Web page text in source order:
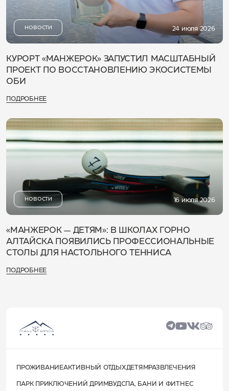
НОВОСТИ 24 июля 2026
КУРОРТ «МАНЖЕРОК» ЗАПУСТИЛ МАСШТАБНЫЙ
ПРОЕКТ ПО ВОССТАНОВЛЕНИЮ ЭКОСИСТЕМЫ
ОБИ
ПОДРОБНЕЕ
НОВОСТИ 16 июля 2026
«МАНЖЕРОК — ДЕТЯМ»: В ШКОЛАХ ГОРНО
АЛТАЙСКА ПОЯВИЛИСЬ ПРОФЕССИОНАЛЬНЫЕ
СТОЛЫ ДЛЯ НАСТОЛЬНОГО ТЕННИСА
ПОДРОБНЕЕ
ПРОЖИВАНИЕАКТИВНЫЙ ОТДЫХДЕТЯМ РАЗВЛЕЧЕНИЯ
ПАРК ПРИКЛЮЧЕНИЙ ДРИМВУД СПА, БАНИ И ФИТНЕС